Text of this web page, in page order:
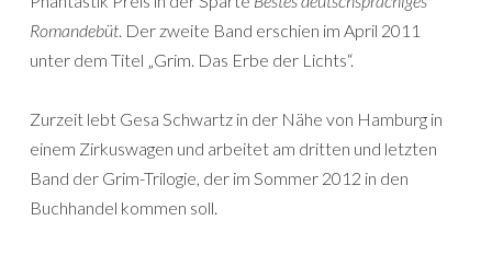
Romandebüt. Der zweite Band erschien im April 2011
unter dem Titel „Grim. Das Erbe der Lichts“.
Zurzeit lebt Gesa Schwartz in der Nähe von Hamburg in
einem Zirkuswagen und arbeitet am dritten und letzten
Band der Grim-Trilogie, der im Sommer 2012 in den
Buchhandel kommen soll.